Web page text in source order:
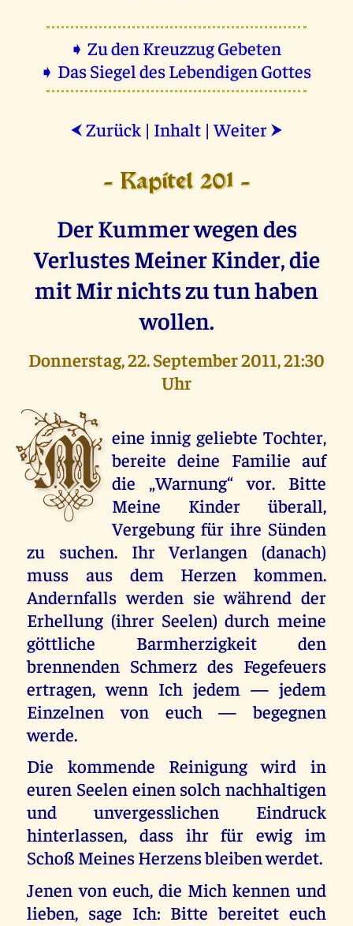
➧ Zu den Kreuzzug Gebeten
➧ Das Siegel des Lebendigen Gottes
⮜ Zurück | Inhalt |Weiter ⮞
- Kapitel 201 -
Der Kummer wegen des
Verlustes Meiner Kinder, die
mit Mir nichts zu tun haben
wollen.
Donnerstag, 22. September 2011, 21:30
Uhr
M eine innig geliebte Tochter,
bereite deine Familie auf
die „Warnung“ vor. Bitte
Meine Kinder überall,
Vergebung für ihre Sünden
zu suchen. Ihr Verlangen (danach)
muss aus dem Herzen kommen.
Andernfalls werden sie während der
Erhellung (ihrer Seelen) durch meine
göttliche Barmherzigkeit den
brennenden Schmerz des Fegefeuers
ertragen, wenn Ich jedem — jedem
Einzelnen von euch — begegnen
werde.
Die kommende Reinigung wird in
euren Seelen einen solch nachhaltigen
und unvergesslichen Eindruck
hinterlassen, dass ihr für ewig im
Schoß Meines Herzens bleiben werdet.
Jenen von euch, die Mich kennen und
lieben, sage Ich: Bitte bereitet euch